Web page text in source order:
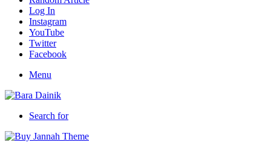
Log In
Instagram
YouTube
Twitter
Facebook
Menu
Search for